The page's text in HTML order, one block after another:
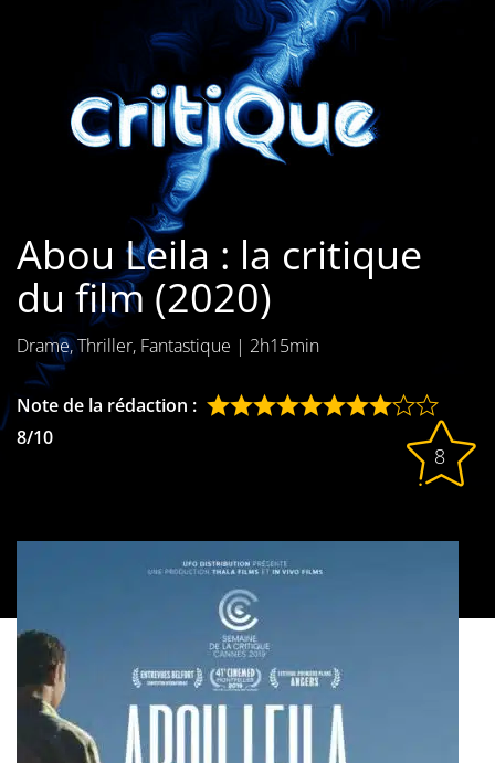
Les films par
Séries
Les films
interdits
Les Dossiers
Les disparus
Les acteurs
Les actrices
Abou Leila : la critique
du film (2020)
Drame, Thriller, Fantastique | 2h15min
Note de la rédaction :
8/10
8